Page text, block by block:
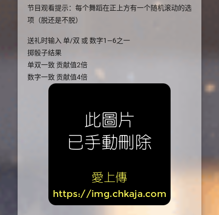
节目观看提示：每个舞蹈在正上方有一个随机滚动的选
项（脱还是不脱）
送礼时输入 单/双 或 数字1—6之一
掷骰子结果
单双一致 贡献值2倍
数字一致 贡献值4倍